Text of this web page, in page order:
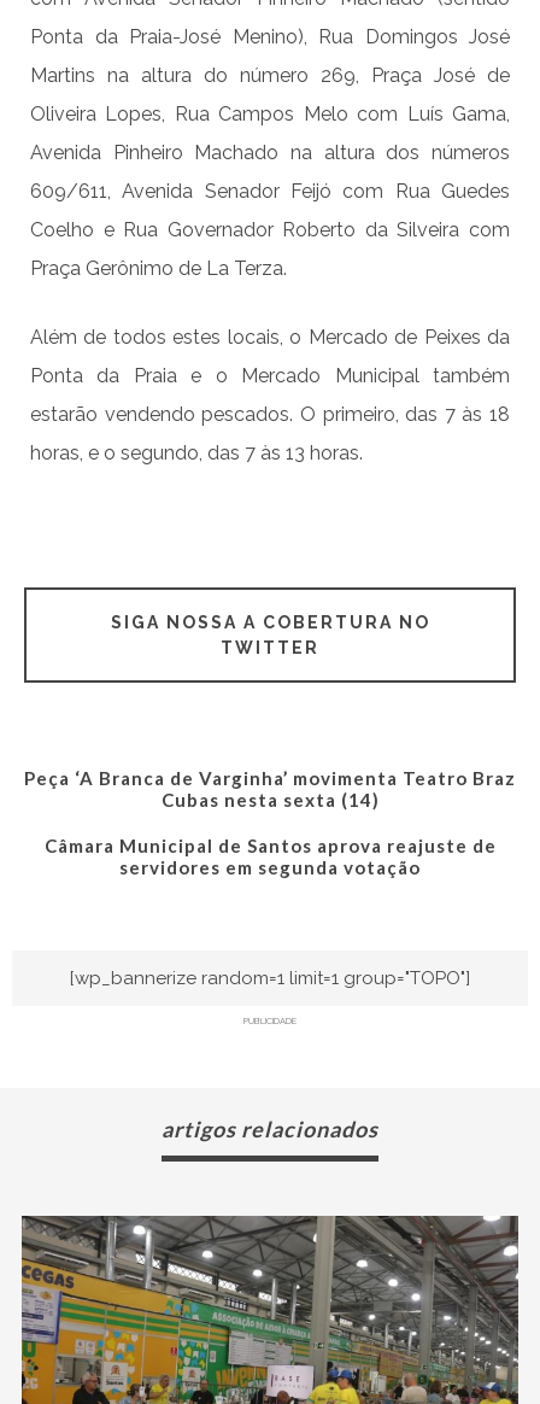
Ponta da Praia-José Menino), Rua Domingos José
Martins na altura do número 269, Praça José de
Oliveira Lopes, Rua Campos Melo com Luís Gama,
Avenida Pinheiro Machado na altura dos números
609/611, Avenida Senador Feijó com Rua Guedes
Coelho e Rua Governador Roberto da Silveira com
Praça Gerônimo de La Terza.
Além de todos estes locais, o Mercado de Peixes da
Ponta da Praia e o Mercado Municipal também
estarão vendendo pescados. O primeiro, das 7 às 18
horas, e o segundo, das 7 às 13 horas.
SIGA NOSSA A COBERTURA NO
TWITTER
Peça ‘A Branca de Varginha’ movimenta Teatro Braz
Cubas nesta sexta (14)
Câmara Municipal de Santos aprova reajuste de
servidores em segunda votação
[wp_bannerize random=1 limit=1 group="TOPO"]
PUBLICIDADE
artigos relacionados